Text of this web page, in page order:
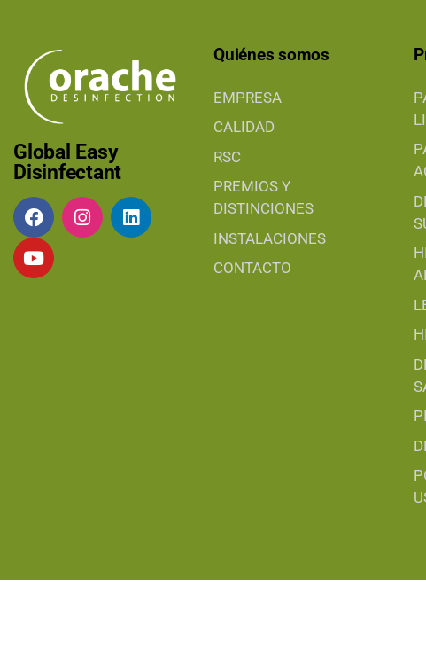
Global Easy
Disinfectant
Quiénes somos
EMPRESA
CALIDAD
RSC
PREMIOS Y
DISTINCIONES
INSTALACIONES
CONTACTO